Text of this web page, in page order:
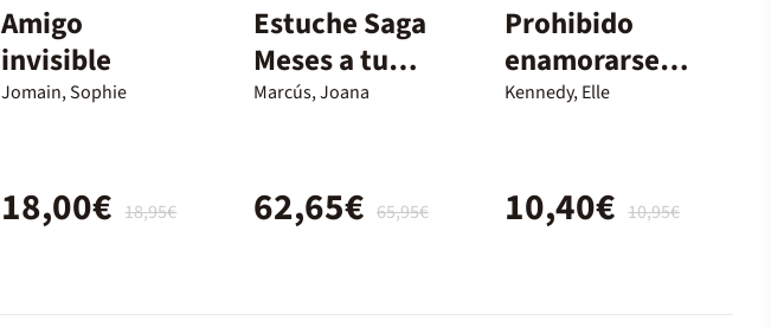
Amigo
invisible
Jomain, Sophie
18,95€
18,00€
Estuche Saga
Meses a tu
lado (edición
Marcús, Joana
65,95€
62,65€
Prohibido
enamorarse
(#Kiss Me 1)
Kennedy, Elle
10,95€
10,40€